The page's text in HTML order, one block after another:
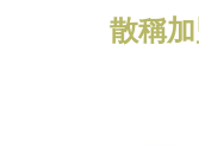
散稱